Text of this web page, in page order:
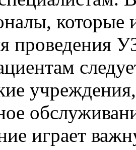
которые
проведения
играет